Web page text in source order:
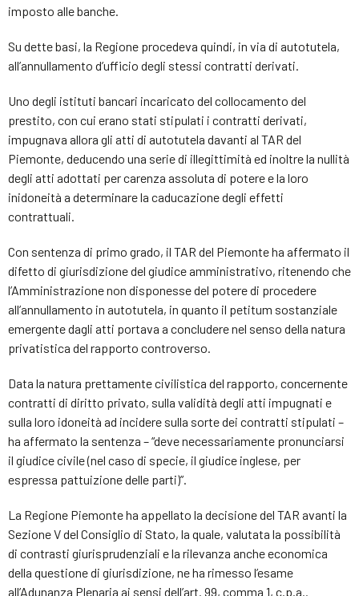
imposto alle banche.
Su dette basi, la Regione procedeva quindi, in via di autotutela,
all’annullamento d’ufficio degli stessi contratti derivati.
Uno degli istituti bancari incaricato del collocamento del
prestito, con cui erano stati stipulati i contratti derivati,
impugnava allora gli atti di autotutela davanti al TAR del
Piemonte, deducendo una serie di illegittimità ed inoltre la nullità
degli atti adottati per carenza assoluta di potere e la loro
inidoneità a determinare la caducazione degli effetti
contrattuali.
Con sentenza di primo grado, il TAR del Piemonte ha affermato il
difetto di giurisdizione del giudice amministrativo, ritenendo che
l’Amministrazione non disponesse del potere di procedere
all’annullamento in autotutela, in quanto il petitum sostanziale
emergente dagli atti portava a concludere nel senso della natura
privatistica del rapporto controverso.
Data la natura prettamente civilistica del rapporto, concernente
contratti di diritto privato, sulla validità degli atti impugnati e
sulla loro idoneità ad incidere sulla sorte dei contratti stipulati –
ha affermato la sentenza – “deve necessariamente pronunciarsi
il giudice civile (nel caso di specie, il giudice inglese, per
espressa pattuizione delle parti)”.
La Regione Piemonte ha appellato la decisione del TAR avanti la
Sezione V del Consiglio di Stato, la quale, valutata la possibilità
di contrasti giurisprudenziali e la rilevanza anche economica
della questione di giurisdizione, ne ha rimesso l’esame
all’Adunanza Plenaria ai sensi dell’art. 99, comma 1, c.p.a..